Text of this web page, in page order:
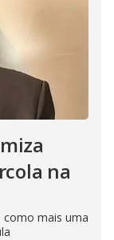
na
como mais uma